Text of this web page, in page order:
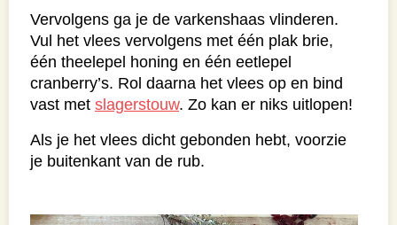
Vervolgens ga je de varkenshaas vlinderen.
Vul het vlees vervolgens met één plak brie,
één theelepel honing en één eetlepel
cranberry’s. Rol daarna het vlees op en bind
vast met slagerstouw. Zo kan er niks uitlopen!
Als je het vlees dicht gebonden hebt, voorzie
je buitenkant van de rub.